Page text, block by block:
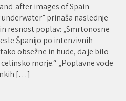
after images of Spain
prinaša naslednje
resnost poplav: „Smrtonosne
Španijo po intenzivnih
obsežne in hude, da je bilo
morje.“ „Poplavne vode
[…]